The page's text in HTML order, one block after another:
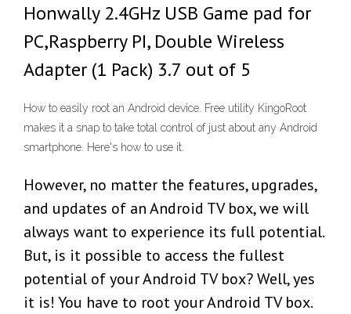
Honwally 2.4GHz USB Game pad for
PC,Raspberry PI, Double Wireless
Adapter (1 Pack) 3.7 out of 5
How to easily root an Android device. Free utility KingoRoot
makes it a snap to take total control of just about any Android
smartphone. Here's how to use it.
However, no matter the features, upgrades,
and updates of an Android TV box, we will
always want to experience its full potential.
But, is it possible to access the fullest
potential of your Android TV box? Well, yes
it is! You have to root your Android TV box.